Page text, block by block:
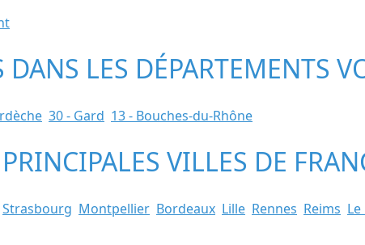
LES DÉPARTEMENTS
30 - Gard 13 - Bouches-du-Rhône
VILLES DE
Strasbourg Montpellier Bordeaux Lille Rennes Reims